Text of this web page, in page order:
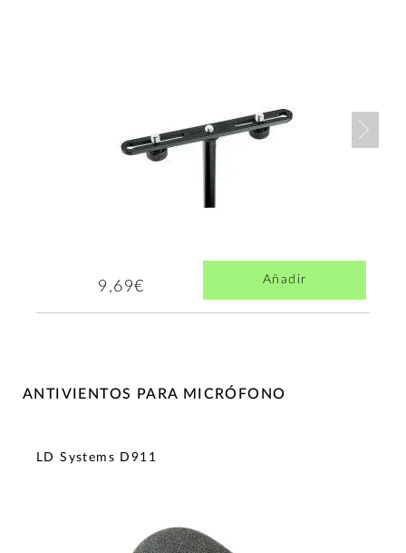
9,69€ Añadir
ANTIVIENTOS PARA MICRÓFONO
LD Systems D911